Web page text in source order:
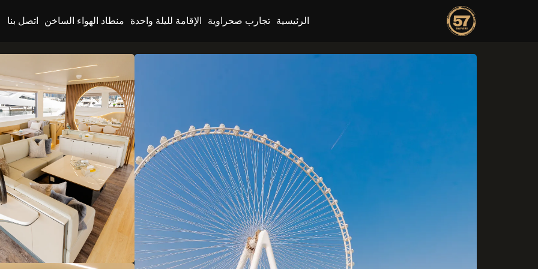
الرئيسية تجارب صحراوية الإقامة لليلة واحدة منطاد الهواء الساخن اتصل بنا